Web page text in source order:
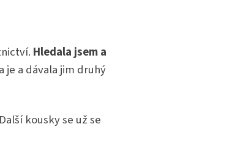
Hledala jsem a
je a dávala jim druhý
Další kousky se už se